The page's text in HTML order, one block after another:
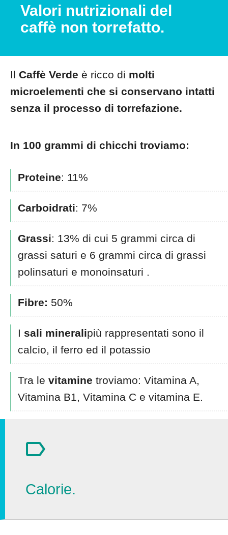
Valori nutrizionali del
caffè non torrefatto.
Il Caffè Verde è ricco di molti
microelementi che si conservano intatti
senza il processo di torrefazione.
In 100 grammi di chicchi troviamo:
Proteine: 11%
Carboidrati: 7%
Grassi: 13% di cui 5 grammi circa di
grassi saturi e 6 grammi circa di grassi
polinsaturi e monoinsaturi .
Fibre: 50%
I sali mineralipiù rappresentati sono il
calcio, il ferro ed il potassio
Tra le vitamine troviamo: Vitamina A,
Vitamina B1, Vitamina C e vitamina E.
Calorie.